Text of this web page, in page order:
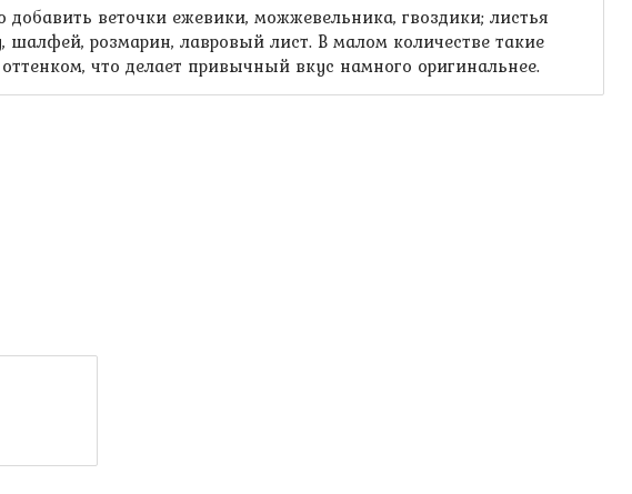
веточки ежевики, можжевельника, гвоздики; листья
розмарин, лавровый лист. В малом количестве такие
что делает привычный вкус намного оригинальнее.